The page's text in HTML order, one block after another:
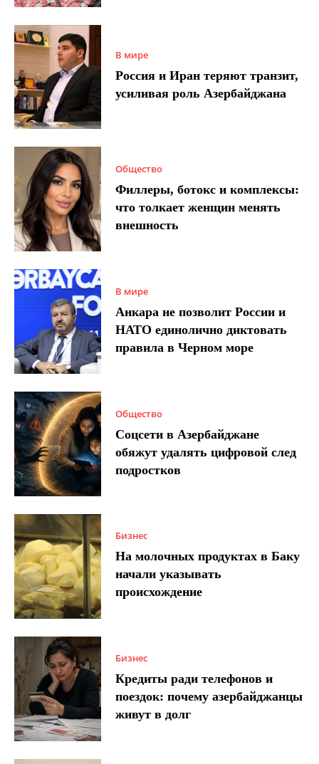
В мире
Россия и Иран теряют транзит,
усиливая роль Азербайджана
Общество
Филлеры, ботокс и комплексы:
что толкает женщин менять
внешность
В мире
Анкара не позволит России и
НАТО единолично диктовать
правила в Черном море
Общество
Соцсети в Азербайджане
обяжут удалять цифровой след
подростков
Бизнес
На молочных продуктах в Баку
начали указывать
происхождение
Бизнес
Кредиты ради телефонов и
поездок: почему азербайджанцы
живут в долг